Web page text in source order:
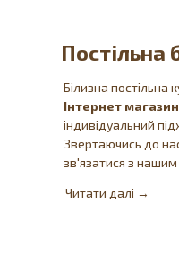
Постільна
Білизна постільна
Інтернет магазин
індивідуальний
Звертаючись до
зв'язатися з нашим